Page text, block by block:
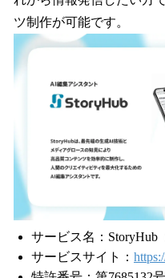
ツ制作が可能です。
サービス名：StoryHub
サービスサイト：